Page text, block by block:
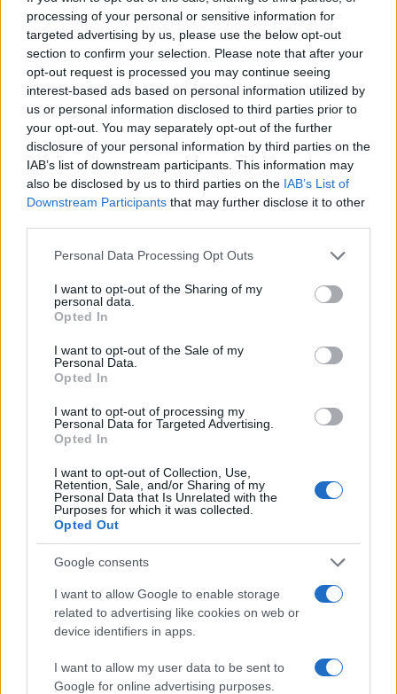
processing of your personal or sensitive information for
targeted advertising by us, please use the below opt-out
section to confirm your selection. Please note that after your
opt-out request is processed you may continue seeing
interest-based ads based on personal information utilized by
us or personal information disclosed to third parties prior to
your opt-out. You may separately opt-out of the further
disclosure of your personal information by third parties on the
IAB’s list of downstream participants. This information may
also be disclosed by us to third parties on the IAB’s List of
Downstream Participants that may further disclose it to other
Please note that this website/app uses one or more Google
not limited to your visit or usage behaviour. You may click to
grant or deny consent to Google and its third-party tags to
use your data for below specified purposes in below Google
consent section.
Personal Data Processing Opt Outs
I want to opt-out of the Sharing of my
personal data.
Opted In
I want to opt-out of the Sale of my
Personal Data.
Opted In
I want to opt-out of processing my
Personal Data for Targeted Advertising.
Opted In
I want to opt-out of Collection, Use,
Retention, Sale, and/or Sharing of my
Personal Data that Is Unrelated with the
Purposes for which it was collected.
Opted Out
Google consents
I want to allow Google to enable storage
related to advertising like cookies on web or
device identifiers in apps.
I want to allow my user data to be sent to
Google for online advertising purposes.
Sigue leyendo